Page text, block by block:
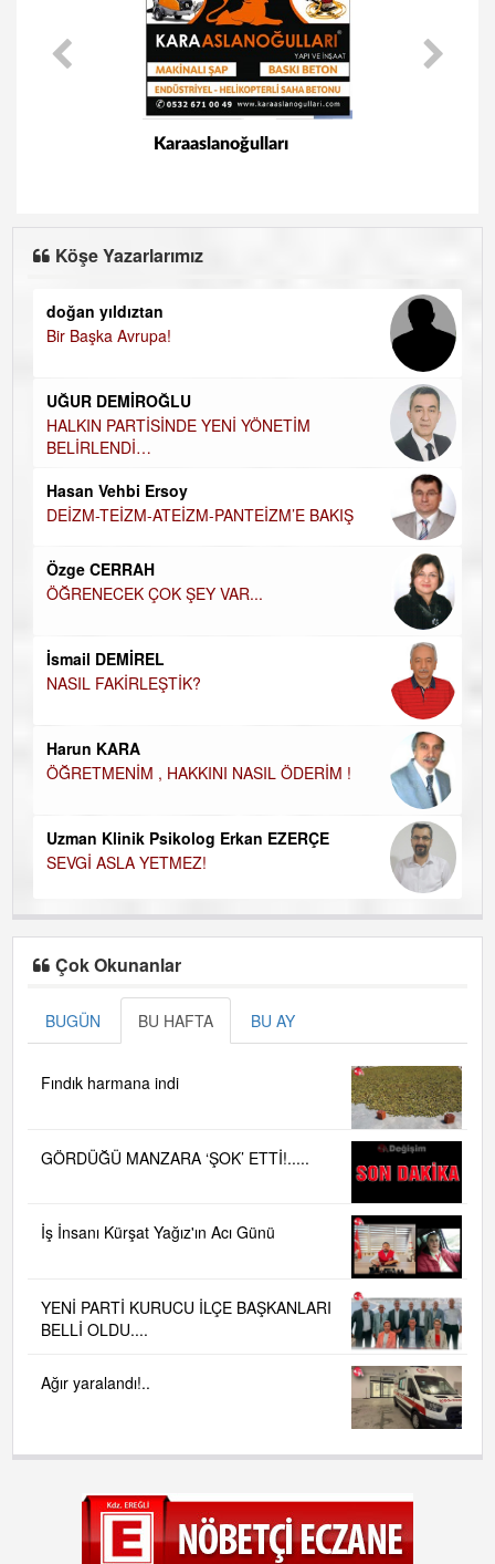
Karaaslanoğulları
Köşe Yazarlarımız
doğan yıldıztan
Bir Başka Avrupa!
UĞUR DEMİROĞLU
HALKIN PARTİSİNDE YENİ YÖNETİM
BELİRLENDİ…
Hasan Vehbi Ersoy
DEİZM-TEİZM-ATEİZM-PANTEİZM’E BAKIŞ
Özge CERRAH
ÖĞRENECEK ÇOK ŞEY VAR...
İsmail DEMİREL
NASIL FAKİRLEŞTİK?
Harun KARA
ÖĞRETMENİM , HAKKINI NASIL ÖDERİM !
Uzman Klinik Psikolog Erkan EZERÇE
SEVGİ ASLA YETMEZ!
Çok Okunanlar
BUGÜN BU HAFTA BU AY
Fındık harmana indi
GÖRDÜĞÜ MANZARA ‘ŞOK’ ETTİ!.....
İş İnsanı Kürşat Yağız'ın Acı Günü
YENİ PARTİ KURUCU İLÇE BAŞKANLARI
BELLİ OLDU....
Ağır yaralandı!..